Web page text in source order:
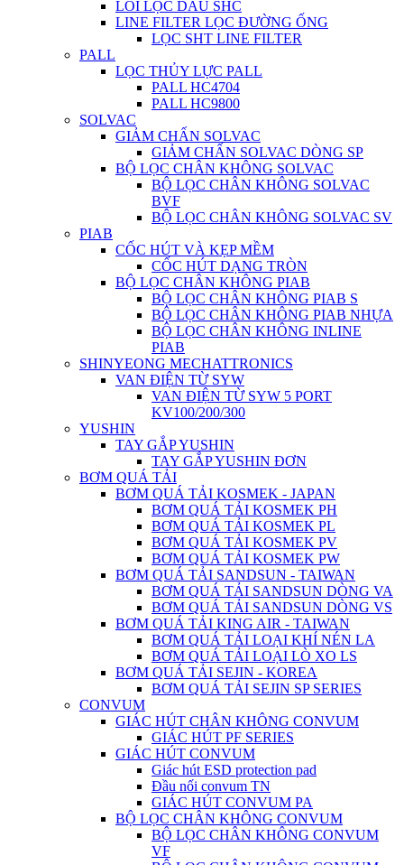
LÕI LỌC DẦU SHC
LINE FILTER LỌC ĐƯỜNG ỐNG
LỌC SHT LINE FILTER
PALL
LỌC THỦY LỰC PALL
PALL HC4704
PALL HC9800
SOLVAC
GIẢM CHẤN SOLVAC
GIẢM CHẤN SOLVAC DÒNG SP
BỘ LỌC CHÂN KHÔNG SOLVAC
BỘ LỌC CHÂN KHÔNG SOLVAC
BVF
BỘ LỌC CHÂN KHÔNG SOLVAC SV
PIAB
CỐC HÚT VÀ KẸP MỀM
CỐC HÚT DẠNG TRÒN
BỘ LỌC CHÂN KHÔNG PIAB
BỘ LỌC CHÂN KHÔNG PIAB S
BỘ LỌC CHÂN KHÔNG PIAB NHỰA
BỘ LỌC CHÂN KHÔNG INLINE
PIAB
SHINYEONG MECHATTRONICS
VAN ĐIỆN TỪ SYW
VAN ĐIỆN TỪ SYW 5 PORT
KV100/200/300
YUSHIN
TAY GẮP YUSHIN
TAY GẮP YUSHIN ĐƠN
BƠM QUÁ TẢI
BƠM QUÁ TẢI KOSMEK - JAPAN
BƠM QUÁ TẢI KOSMEK PH
BƠM QUÁ TẢI KOSMEK PL
BƠM QUÁ TẢI KOSMEK PV
BƠM QUÁ TẢI KOSMEK PW
BƠM QUÁ TẢI SANDSUN - TAIWAN
BƠM QUÁ TẢI SANDSUN DÒNG VA
BƠM QUÁ TẢI SANDSUN DÒNG VS
BƠM QUÁ TẢI KING AIR - TAIWAN
BƠM QUÁ TẢI LOẠI KHÍ NÉN LA
BƠM QUÁ TẢI LOẠI LÒ XO LS
BƠM QUÁ TẢI SEJIN - KOREA
BƠM QUÁ TẢI SEJIN SP SERIES
CONVUM
GIÁC HÚT CHÂN KHÔNG CONVUM
GIÁC HÚT PF SERIES
GIÁC HÚT CONVUM
Giác hút ESD protection pad
Đầu nối convum TN
GIÁC HÚT CONVUM PA
BỘ LỌC CHÂN KHÔNG CONVUM
BỘ LỌC CHÂN KHÔNG CONVUM
VF